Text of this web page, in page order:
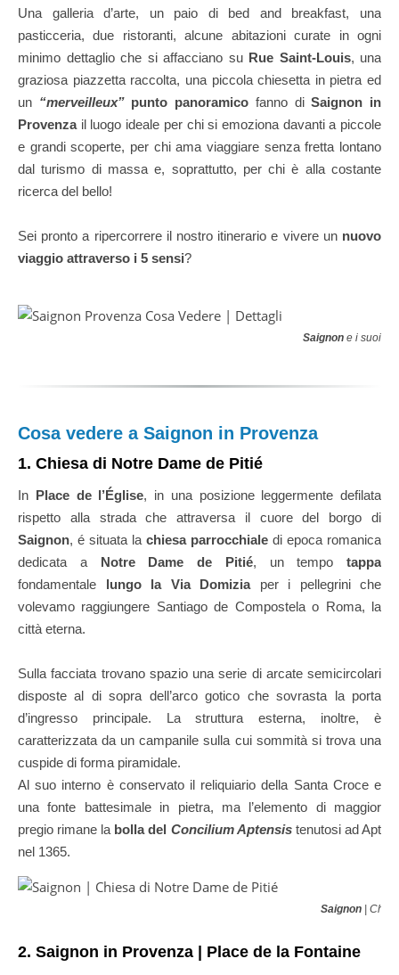
Una galleria d’arte, un paio di bed and breakfast, una
pasticceria, due ristoranti, alcune abitazioni curate in ogni
minimo dettaglio che si affacciano su Rue Saint-Louis, una
graziosa piazzetta raccolta, una piccola chiesetta in pietra ed
un “merveilleux”punto panoramico fanno diSaignon in
Provenzail luogo ideale per chi si emoziona davanti a piccole
e grandi scoperte, per chi ama viaggiare senza fretta lontano
dal turismo di massa e, soprattutto, per chi è alla costante
ricerca del bello!
Sei pronto a ripercorrere il nostro itinerario e vivere un nuovo
viaggio attraverso i 5 sensi?
Saignon e i suoi
Cosa vedere a Saignon in Provenza
1. Chiesa di Notre Dame de Pitié
In Place de l’Église, in una posizione leggermente defilata
rispetto alla strada che attraversa il cuore del borgo di
Saignon, é situata la chiesa parrocchiale di epoca romanica
dedicata a Notre Dame de Pitié, un tempo tappa
fondamentale lungo la Via Domiziaper i pellegrini che
volevamo raggiungere Santiago de Compostela o Roma, la
città eterna.
Sulla facciata trovano spazio una serie di arcate semicircolari
disposte al di sopra dell’arco gotico che sovrasta la porta
d’ingresso principale. La struttura esterna, inoltre, è
caratterizzata da un campanile sulla cui sommità si trova una
cuspide di forma piramidale.
Al suo interno è conservato il reliquiario della Santa Croce e
una fonte battesimale in pietra, ma l’elemento di maggior
pregio rimane la bolla del Concilium Aptensistenutosi ad Apt
nel 1365.
Saignon |
2. Saignon in Provenza | Place de la Fontaine